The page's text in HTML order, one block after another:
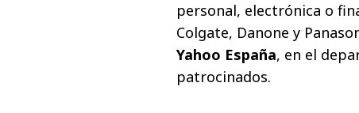
personal, electrónica o
Colgate, Danone y
Yahoo España, en el
patrocinados.